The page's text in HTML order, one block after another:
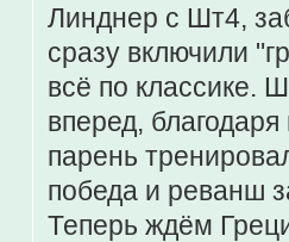
Линднер с Шт4,
сразу включили
всё по классике.
вперед,
парень
победа и реванш
Теперь ждём